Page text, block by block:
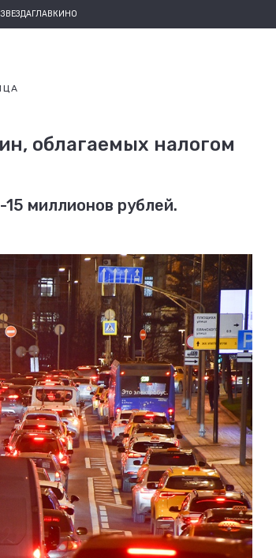
ГЛАВКИНО
облагаемых налогом
миллионов рублей.